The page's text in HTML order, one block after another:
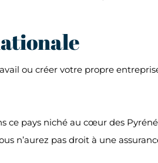
ou créer votre propre
pays niché au cœur des
n’aurez pas droit à une